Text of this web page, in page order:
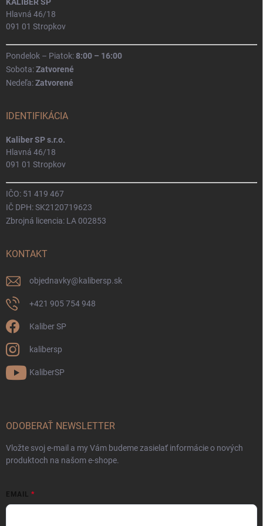
Hlavná 46/18
091 01 Stropkov
Pondelok – Piatok:8:00 – 16:00
Sobota:Zatvorené
Nedeľa:Zatvorené
IDENTIFIKÁCIA
Kaliber SP s.r.o.
Hlavná 46/18
091 01 Stropkov
IČO: 51 419 467
IČ DPH: SK2120719623
Zbrojná licencia: LA 002853
KONTAKT
objednavky@kalibersp.sk
+421 905 754 948
Kaliber SP
kalibersp
KaliberSP
ODOBERAŤ NEWSLETTER
Vložte svoj e-mail a my Vám budeme zasielať informácie o nových
produktoch na našom e-shope.
EMAIL